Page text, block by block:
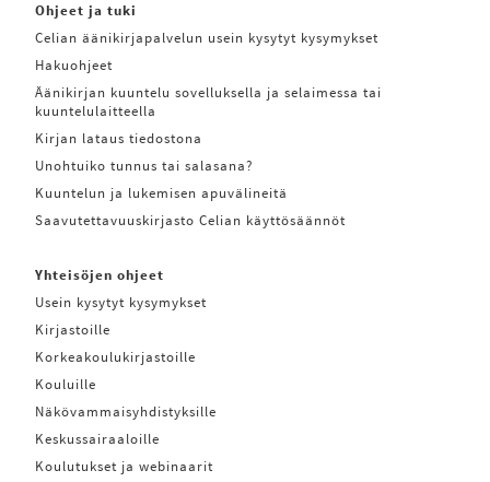
Ohjeet ja tuki
Celian äänikirjapalvelun usein kysytyt kysymykset
Hakuohjeet
Äänikirjan kuuntelu sovelluksella ja selaimessa tai
kuuntelulaitteella
Kirjan lataus tiedostona
Unohtuiko tunnus tai salasana?
Kuuntelun ja lukemisen apuvälineitä
Saavutettavuuskirjasto Celian käyttösäännöt
Yhteisöjen ohjeet
Usein kysytyt kysymykset
Kirjastoille
Korkeakoulukirjastoille
Kouluille
Näkövammaisyhdistyksille
Keskussairaaloille
Koulutukset ja webinaarit